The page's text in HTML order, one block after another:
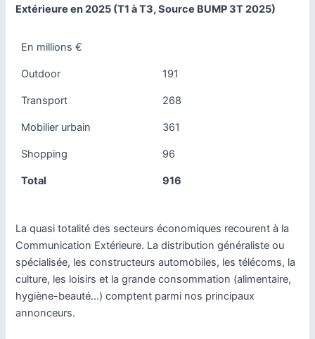
Extérieure en 2025 (T1 à T3, Source BUMP 3T 2025)
En millions €
Outdoor 191
Transport 268
Mobilier urbain 361
Shopping 96
Total 916
La quasi totalité des secteurs économiques recourent à la
Communication Extérieure. La distribution généraliste ou
spécialisée, les constructeurs automobiles, les télécoms, la
culture, les loisirs et la grande consommation (alimentaire,
hygiène-beauté…) comptent parmi nos principaux
annonceurs.